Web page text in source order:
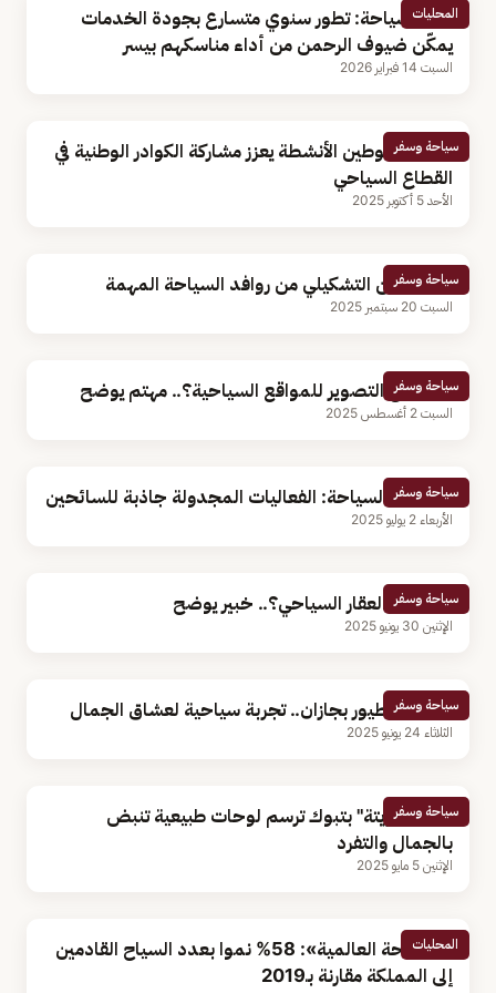
المحليات
وزير السياحة: تطور سنوي متسارع بجودة الخدمات
يمكّن ضيوف الرحمن من أداء مناسكهم بيسر
السبت 14 فبراير 2026
سياحة وسفر
مختص: توطين الأنشطة يعزز مشاركة الكوادر الوطنية في
القطاع السياحي
الأحد 5 أكتوبر 2025
سياحة وسفر
فنان: الفن التشكيلي من روافد السياحة المهمة
السبت 20 سبتمبر 2025
سياحة وسفر
هل يروج التصوير للمواقع السياحية؟.. مهتم يوضح
السبت 2 أغسطس 2025
سياحة وسفر
مختص بالسياحة: الفعاليات المجدولة جاذبة للسائحين
الأربعاء 2 يوليو 2025
سياحة وسفر
ما شروط العقار السياحي؟.. خبير يوضح
الإثنين 30 يونيو 2025
سياحة وسفر
أسواق الطيور بجازان.. تجربة سياحية لعشاق الجمال
الثلاثاء 24 يونيو 2025
سياحة وسفر
جبال "الزيتة" بتبوك ترسم لوحات طبيعية تنبض
بالجمال والتفرد
الإثنين 5 مايو 2025
المحليات
«السياحة العالمية»: 58% نموا بعدد السياح القادمين
إلى المملكة مقارنة بـ2019